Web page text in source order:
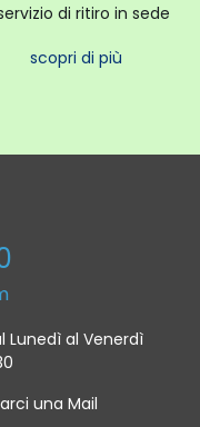
di ritiro in sede
scopri di più
Lunedì al Venerdì
una Mail